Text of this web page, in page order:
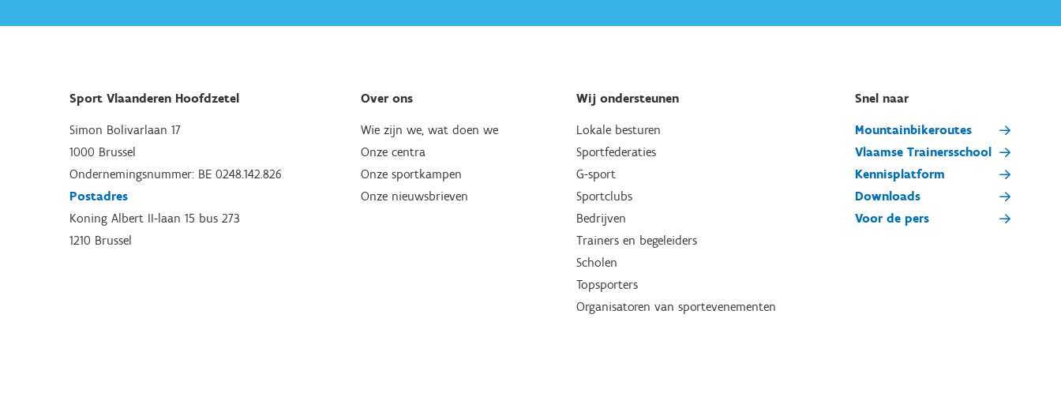
Sport Vlaanderen Hoofdzetel
Simon Bolivarlaan 17
1000 Brussel
Ondernemingsnummer: BE 0248.142.826
Postadres
Koning Albert II-laan 15 bus 273
1210 Brussel
Over ons
Wie zijn we, wat doen we
Onze centra
Onze sportkampen
Onze nieuwsbrieven
Wij ondersteunen
Lokale besturen
Sportfederaties
G-sport
Sportclubs
Bedrijven
Trainers en begeleiders
Scholen
Topsporters
Organisatoren van sportevenementen
Snel naar
Mountainbikeroutes
Vlaamse Trainersschool
Kennisplatform
Downloads
Voor de pers